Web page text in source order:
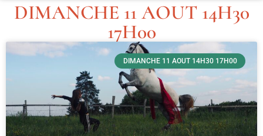
DIMANCHE 11 AOUT 14H30
17H00
DIMANCHE 11 AOUT 14H30 17H00